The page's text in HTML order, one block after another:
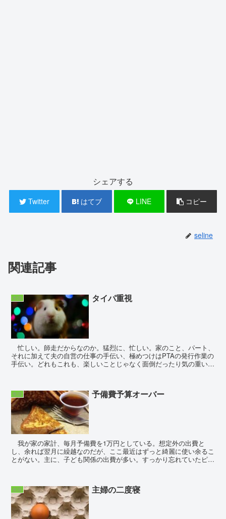
シェアする
Twitter はてブ LINE コピー
seline
関連記事
生活 タイパ重視
忙しい。師走だからなのか。猛烈に、忙しい。家のこと、パート、
それに加えて夫の自営の仕事の手伝い、極めつけはPTAの発行作業の
手伝い。どれもこれも、楽しいことじゃなく面倒だったり気の重いこ
生活 予備費予算オーバー
我が家の家計、毎月予備費を1万円としている。想定外の出費と
し、余れば翌月に繰越なのだが、ここ最近はずっと綺麗に使い余るこ
とがない。主に、子ども関係の出費が多い。すっかり忘れていたピア
生活 主婦の二度寝